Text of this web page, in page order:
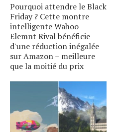
Pourquoi attendre le Black
Friday ? Cette montre
intelligente Wahoo
Elemnt Rival bénéficie
d'une réduction inégalée
sur Amazon – meilleure
que la moitié du prix